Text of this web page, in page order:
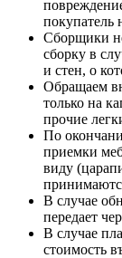
покупатель
Сборщики
сборку в
и стен, о
Обращаем
только на
прочие
По
приемки
виду
В случае
передает
В случае
стоимость